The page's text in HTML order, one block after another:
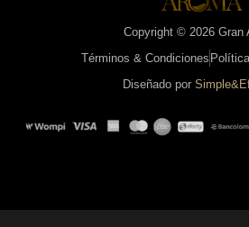
Copyright © 2026 Gran
Términos & Condiciones
Diseñado por